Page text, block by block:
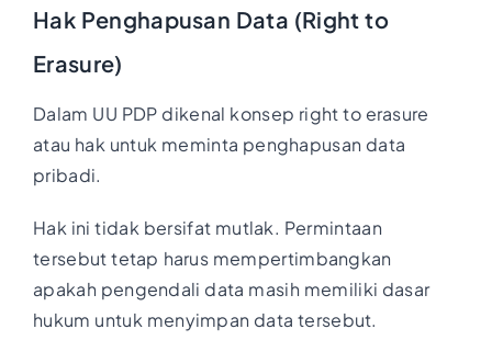
Hak Penghapusan Data (Right to
Erasure)
Dalam UU PDP dikenal konsep right to erasure
atau hak untuk meminta penghapusan data
pribadi.
Hak ini tidak bersifat mutlak. Permintaan
tersebut tetap harus mempertimbangkan
apakah pengendali data masih memiliki dasar
hukum untuk menyimpan data tersebut.